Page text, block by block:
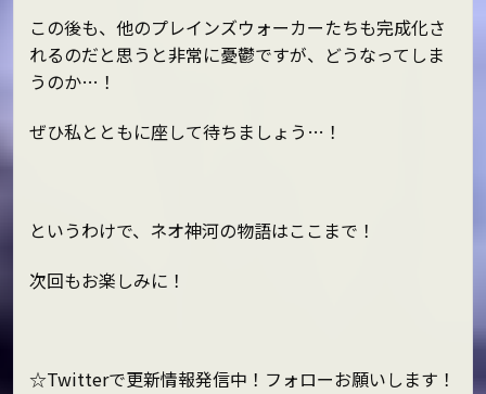
この後も、他のプレインズウォーカーたちも完成化さ
れるのだと思うと非常に憂鬱ですが、どうなってしま
うのか…！
ぜひ私とともに座して待ちましょう…！
というわけで、ネオ神河の物語はここまで！
次回もお楽しみに！
☆Twitterで更新情報発信中！フォローお願いします！